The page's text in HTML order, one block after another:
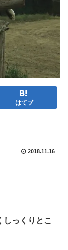
はてブ
2018.11.16
しっくりとこ